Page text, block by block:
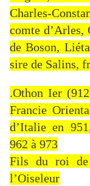
Charles-
comte d’Arles,
de Boson,
sire de Salins,
.Othon Ier
Francie
d’Italie en
962 à 973
Fils du roi de
l’Oiseleur